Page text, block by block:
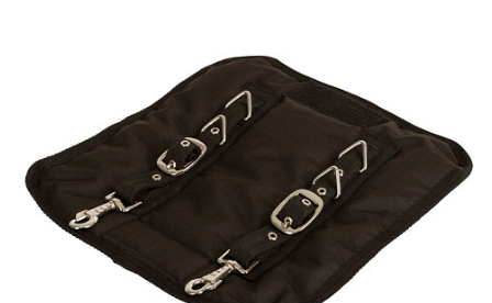
Bildergalerie überspringen